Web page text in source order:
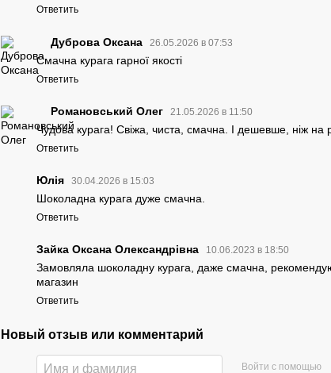
Ответить
Дуброва Оксана 26.05.2026 в 07:53
Смачна курага гарної якості
Ответить
Романовський Олег 21.05.2026 в 11:50
Чудова курага! Свіжа, чиста, смачна. І дешевше, ніж на
Ответить
Юлія 30.04.2026 в 15:03
Шоколадна курага дуже смачна.
Ответить
Зайка Оксана Олександрівна 10.06.2023 в 18:50
Замовляла шоколадну курага, даже смачна,
магазин
Ответить
Новый отзыв или комментарий
Войти с помощью